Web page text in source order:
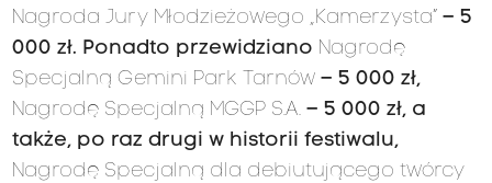
Nagroda Jury Młodzieżowego „Kamerzysta” – 5
000 zł. Ponadto przewidziano Nagrodę
Specjalną Gemini Park Tarnów– 5 000 zł,
Nagrodę Specjalną MGGP S.A.– 5 000 zł, a
także, po raz drugi w historii festiwalu,
Nagrodę Specjalną dla debiutującego twórcy